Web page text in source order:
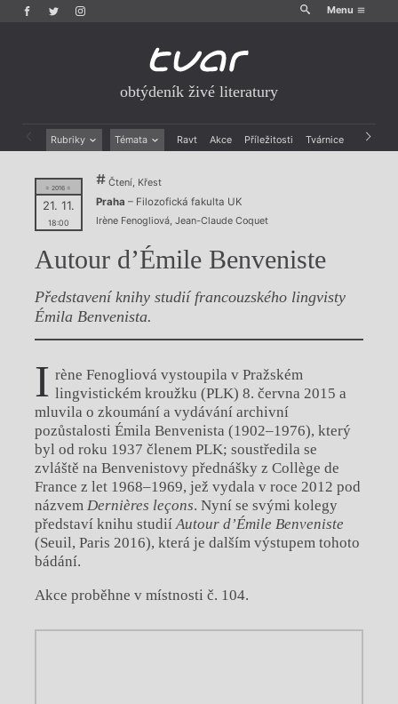
Menu
obtýdeník živé literatury
Rubriky Témata Ravt Akce Příležitosti Tvárnice Archiv
Drobná publicistika
Esejistika
Recenze a reflexe
Rozhovory
Právě vychází
Mauzoleum
Divadlo
Dokument
= 2016 =
21. 11.
18:00
Čtení, Křest
Praha – Filozofická fakulta UK
Irène Fenogliová, Jean-Claude Coquet
Autour d’Émile Benveniste
Představení knihy studií francouzského lingvisty
Émila Benvenista.
I rène Fenogliová vystoupila v Pražském
lingvistickém kroužku (PLK) 8. června 2015 a
mluvila o zkoumání a vydávání archivní
pozůstalosti Émila Benvenista (1902–1976), který
byl od roku 1937 členem PLK; soustředila se
zvláště na Benvenistovy přednášky z Collège de
France z let 1968–1969, jež vydala v roce 2012 pod
názvem Dernières leçons. Nyní se svými kolegy
představí knihu studiíAutour d’Émile Benveniste
(Seuil, Paris 2016), která je dalším výstupem tohoto
bádání.
Akce proběhne v místnosti č. 104.